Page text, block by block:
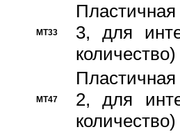
MT33
3, для
количество)
MT47
2, для
количество)